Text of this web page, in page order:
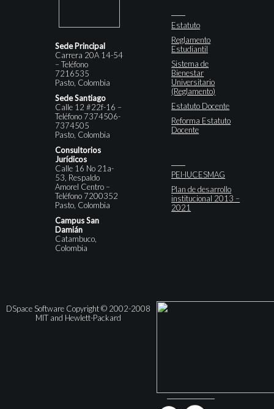
Sede Principal
Carrera 20A 14-54
– Teléfono
7216535
Pasto, Colombia
Sede Santiago
Calle 12 #22f-16 –
Teléfono 7374506-
7374505
Pasto, Colombia
Consultorios
Jurídicos
Calle 16 No 21a-
53, Respaldo
Amorel Centro –
Teléfono 7200352
Pasto, Colombia
Campus San
Damián
Catambuco,
Colombia
Estatuto
Reglamento
Estudiantil
Sistema de
Bienestar
Universitario
(Reglamento)
Estatuto Docente
Reforma Estatuto
Docente
PEI-IUCESMAG
Plan de desarrollo
institucional 2013 –
2021
DSpace Software Copyright © 2002-2008
MIT and Hewlett-Packard